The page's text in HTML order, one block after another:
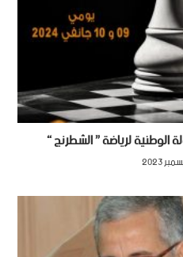
لرياضة ” الشطرنج “